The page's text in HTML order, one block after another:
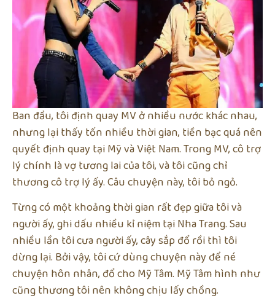
Ban đầu, tôi định quay MV ở nhiều nước khác nhau,
nhưng lại thấy tốn nhiều thời gian, tiền bạc quá nên
quyết định quay tại Mỹ và Việt Nam. Trong MV, cô trợ
lý chính là vợ tương lai của tôi, và tôi cũng chỉ
thương cô trợ lý ấy. Câu chuyện này, tôi bỏ ngỏ.
Từng có một khoảng thời gian rất đẹp giữa tôi và
người ấy, ghi dấu nhiều kỉ niệm tại Nha Trang. Sau
nhiều lần tôi cưa người ấy, cây sắp đổ rồi thì tôi
dừng lại. Bởi vậy, tôi cứ dùng chuyện này để né
chuyện hôn nhân, đổ cho Mỹ Tâm. Mỹ Tâm hình như
cũng thương tôi nên không chịu lấy chồng.